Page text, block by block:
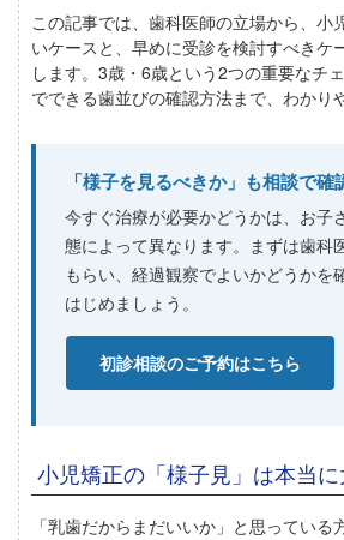
この記事では、歯科医師の立場から、小
いケースと、早めに受診を検討すべきケ
します。3歳・6歳という2つの重要なチ
でできる歯並びの確認方法まで、わかり
「様子を見るべきか」も相談で確
今すぐ治療が必要かどうかは、お子
態によって異なります。まずは歯科
もらい、経過観察でよいかどうかを
はじめましょう。
初診相談のご予約はこちら
小児矯正の「様子見」は本当に
「乳歯だからまだいいか」と思っている